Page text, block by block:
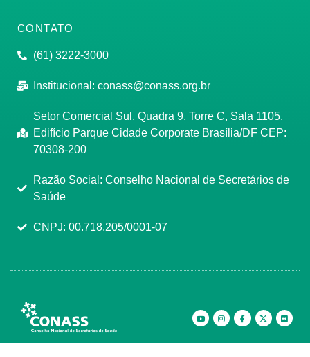
CONTATO
(61) 3222-3000
Institucional: conass@conass.org.br
Setor Comercial Sul, Quadra 9, Torre C, Sala 1105,
Edifício Parque Cidade Corporate Brasília/DF CEP:
70308-200
Razão Social: Conselho Nacional de Secretários de
Saúde
CNPJ: 00.718.205/0001-07